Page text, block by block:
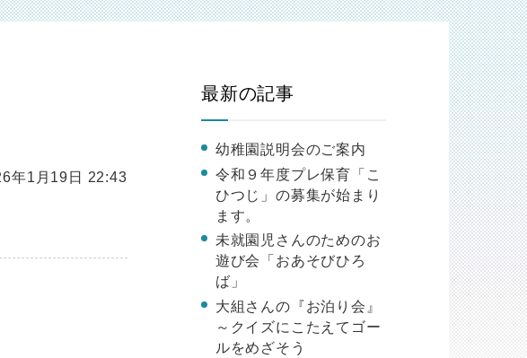
年1月19日 22:43
最新の記事
幼稚園説明会のご案内
令和９年度プレ保育「こ
ひつじ」の募集が始まり
ます。
未就園児さんのためのお
遊び会「おあそびひろ
ば」
大組さんの『お泊り会』
～クイズにこたえてゴー
ルをめざそう